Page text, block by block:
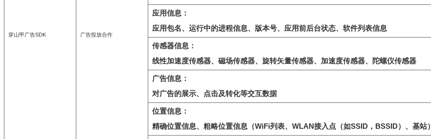
穿山甲广告SDK 广告投放合作
应用信息：
应用包名、运行中的进程信息、版本号、应用前后台状态、软件列表信息
传感器信息：
线性加速度传感器、磁场传感器、旋转矢量传感器、加速度传感器、陀螺仪传感器
广告信息：
对广告的展示、点击及转化等交互数据
位置信息：
精确位置信息、粗略位置信息（WiFi列表、WLAN接入点（如SSID，BSSID）、基站）